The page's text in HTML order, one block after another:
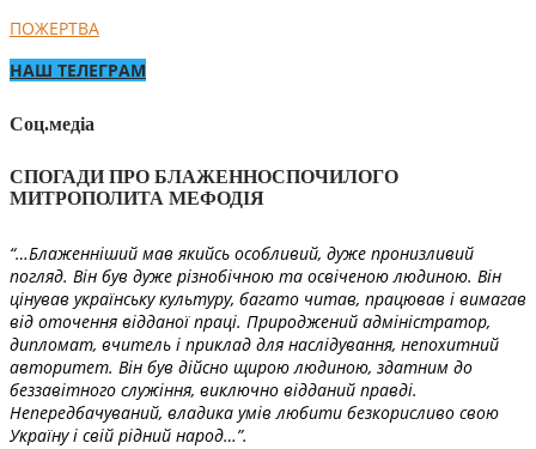
ПОЖЕРТВА
НАШ ТЕЛЕГРАМ
Соц.медіа
СПОГАДИ ПРО БЛАЖЕННОСПОЧИЛОГО
МИТРОПОЛИТА МЕФОДІЯ
“…Блаженніший мав якийсь особливий, дуже пронизливий
погляд. Він був дуже різнобічною та освіченою людиною. Він
цінував українську культуру, багато читав, працював і вимагав
від оточення відданої праці. Природжений адміністратор,
дипломат, вчитель і приклад для наслідування, непохитний
авторитет. Він був дійсно щирою людиною, здатним до
беззавітного служіння, виключно відданий правді.
Непередбачуваний, владика умів любити безкорисливо свою
Україну і свій рідний народ…”.